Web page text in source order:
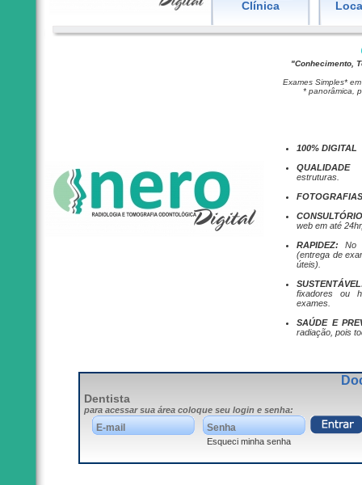
Clínica
"Conhecimento,
Exames Simples*
* panorâmica,
100% DIGITAL
QUALIDADE
estruturas.
web em até
RAPIDEZ:No
(entrega de
úteis).
fixadores ou
exames.
SAÚDE E
radiação, pois
Dentista
para acessar sua área coloque seu login e senha:
Esqueci minha senha